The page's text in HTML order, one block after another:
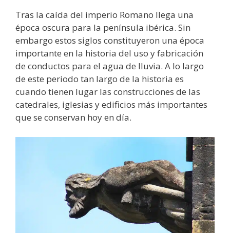
Tras la caída del imperio Romano llega una
época oscura para la península ibérica. Sin
embargo estos siglos constituyeron una época
importante en la historia del uso y fabricación
de conductos para el agua de lluvia. A lo largo
de este periodo tan largo de la historia es
cuando tienen lugar las construcciones de las
catedrales, iglesias y edificios más importantes
que se conservan hoy en día.